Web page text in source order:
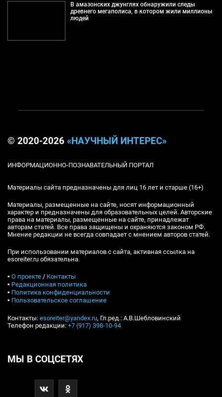
В амазонских джунглях обнаружили следы
древнего мегаполиса, в котором жили миллионы
людей
© 2020-2026 «НАУЧНЫЙ ИНТЕРЕС»
ИНФОРМАЦИОННО-ПОЗНАВАТЕЛЬНЫЙ ПОРТАЛ
Материалы сайта предназначены для лиц 16 лет и старше (16+)
Материалы, размещенные на сайте, носят информационный
характер и предназначены для образовательных целей. Авторские
права на материалы, размещенные на сайте, принадлежат
авторам статей. Все права защищены и охраняются законом РФ.
Мнение редакции не всегда совпадает с мнением авторов статей.
При использовании материалов с сайта, активная ссылка на
esoreiter.ru обязательна.
▪ О проекте / Контакты
▪ Редакционная политика
▪ Политика конфиденциальности
▪ Пользовательское соглашение
Контакты: esoreiter@yandex.ru, Гл.ред.: А.В.Шебловинский
Телефон редакции: +7 (917) 398-10-94
МЫ В СОЦСЕТЯХ